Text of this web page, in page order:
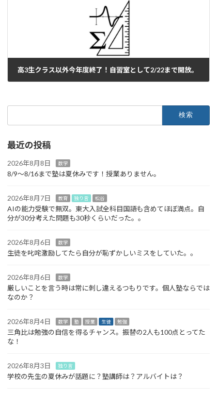
高3生クラス以外今年度終了！自習室として2/22まで開放。
最近の投稿
2026年8月8日 数学
8/9～8/16まで塾は夏休みです！授業ありません。
2026年8月7日 教育 独り言 松谷
AIの能力受験で無双。東大入試全科目国語も含めてほぼ満点。自
分が30分考えた問題も30秒くらいだった。。
2026年8月6日 数学
生徒を叱咤激励してたら自分が恥ずかしいミスをしていた。。
2026年8月6日 数学
厳しいことを言う時は常に刺し違えるつもりです。個人塾ならでは
なのか？
2026年8月4日 数学 塾 授業 生徒 勉強
三角比は勉強の自信を得るチャンス。振替の2人も100点とってた
な！
2026年8月3日 独り言
学校の先生の夏休みが話題に？塾講師は？アルバイトは？